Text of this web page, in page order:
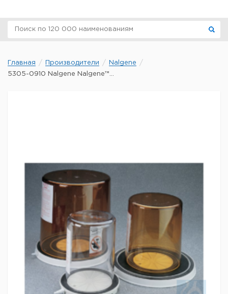
Главная Производители
Nalgene
5305-0910 Nalgene Nalgene™...